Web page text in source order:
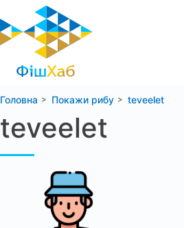
Головна Покажи рибу teveelet
teveelet